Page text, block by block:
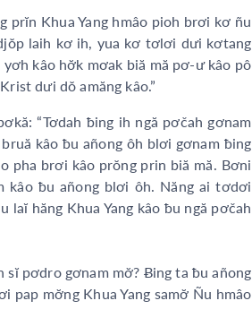
prĭn Khua Yang hmâo pioh brơi kơ ñu
laih kơ ih, yua kơ tơlơi dưi kơtang
kâo hơ̆k mơak biă mă pơ-ư kâo pô
dưi dŏ amăng kâo.”
“Tơdah ƀing ih ngă pơčah gơnam
kâo ƀu añong ôh blơi gơnam ƀing
pha brơi kâo prŏng prin biă mă. Bơni
kâo ƀu añong blơi ôh. Năng ai tơdơi
hăng Khua Yang kâo ƀu ngă pơčah
sĭ pơdro gơnam mơ̆? Ƀing ta ƀu añong
mơ̆ng Khua Yang samơ̆ Ñu hmâo